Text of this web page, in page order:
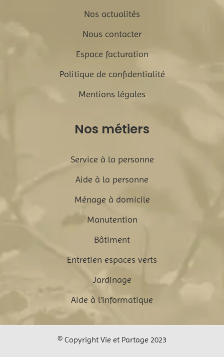
Nos actualités
Nous contacter
Espace facturation
Politique de confidentialité
Mentions légales
Nos métiers
Service à la personne
Aide à la personne
Ménage à domicile
Manutention
Bâtiment
Entretien espaces verts
Jardinage
Aide à l'informatique
© Copyright Vie et Partage 2023